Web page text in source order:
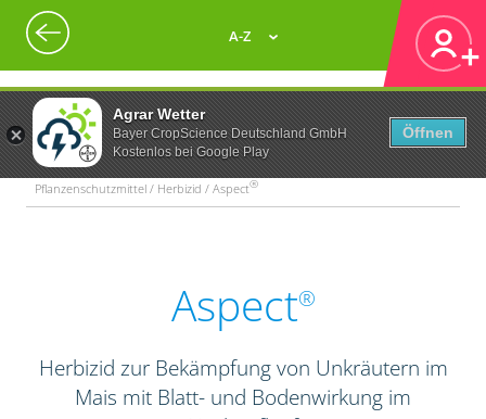
Agrar Wetter
Bayer CropScience Deutschland GmbH
Kostenlos bei Google Play
Öffnen
A-Z
Pflanzenschutzmittel / Herbizid / Aspect®
Aspect®
Herbizid zur Bekämpfung von Unkräutern im
Mais mit Blatt- und Bodenwirkung im